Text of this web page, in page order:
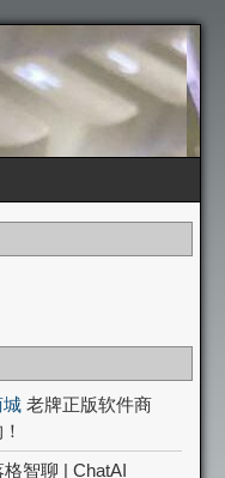
城 老牌正版软件商
格智聊 | ChatAI